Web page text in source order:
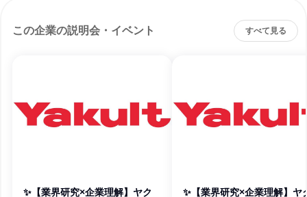
この企業の説明会・イベント すべて見る
✨【業界研究×企業理解】ヤク
✨【業界研究×企業理解】ヤ